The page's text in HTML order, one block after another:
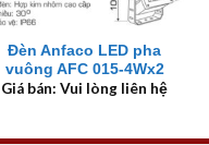
Đèn Anfaco LED pha
vuông AFC 015-4Wx2
Giá bán: Vui lòng liên hệ